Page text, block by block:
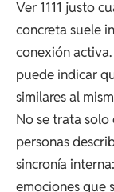
Ver 1111 justo
concreta suele
conexión activa.
puede indicar
similares al
No se trata solo
personas
sincronía
emociones que